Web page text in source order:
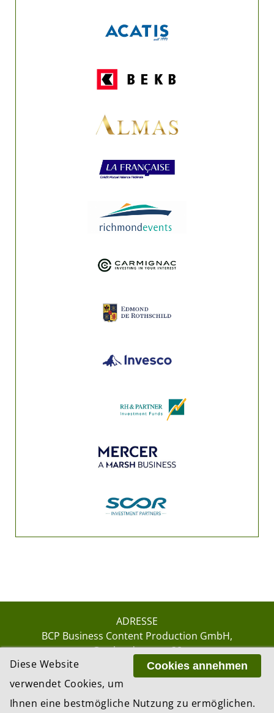
ADRESSE
BCP Business Content Production GmbH
Gotthardstrasse 38
8002 ZürichCookies annehmen
Diese Website
verwendet Cookies, um
Ihnen eine bestmögliche Nutzung zu ermöglichen.